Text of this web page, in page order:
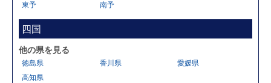
東予 南予
四国
他の県を見る
徳島県 香川県
愛媛県
高知県